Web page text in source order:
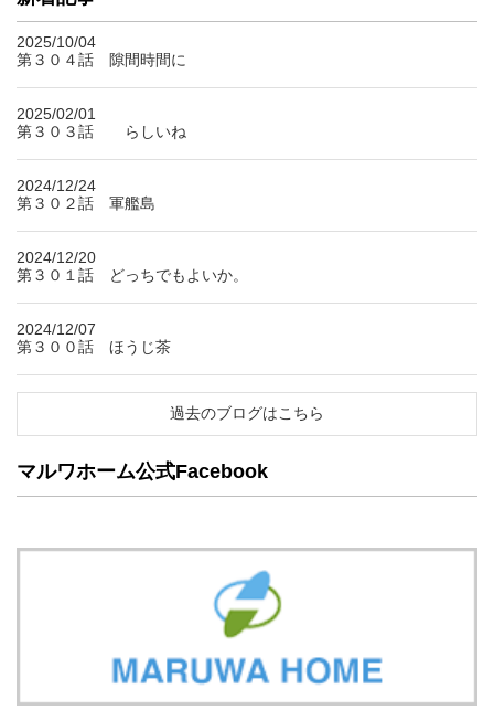
2025/10/04
第３０４話 隙間時間に
2025/02/01
第３０３話 らしいね
2024/12/24
第３０２話 軍艦島
2024/12/20
第３０１話 どっちでもよいか。
2024/12/07
第３００話 ほうじ茶
過去のブログはこちら
マルワホーム公式Facebook